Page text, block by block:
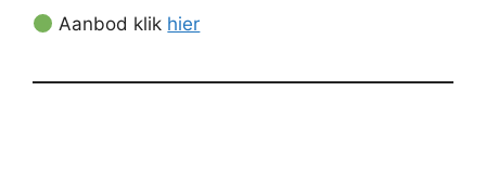
Aanbod klik hier